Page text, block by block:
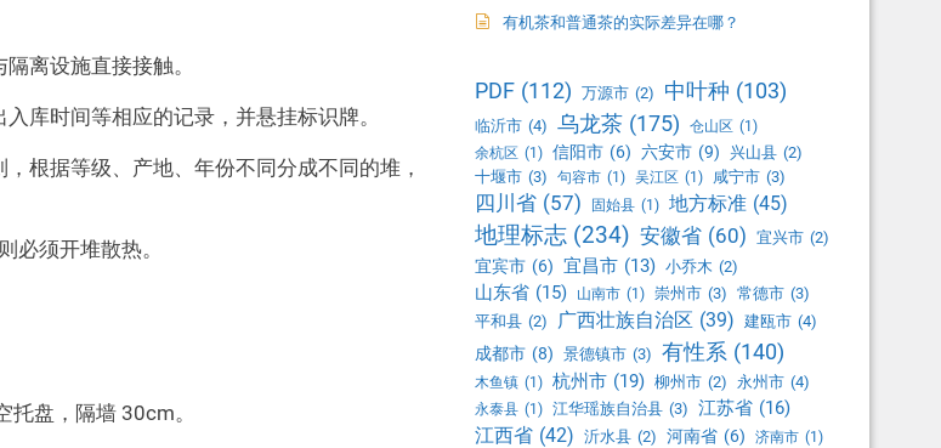
离设施直接接触。
库时间等相应的记录，并悬挂标识牌。
根据等级、产地、年份不同分成不同的堆，
须开堆散热。
盘，隔墙 30cm。
有机茶和普通茶的实际差异在哪？
PDF (112) 万源市 (2) 中叶种 (103)
临沂市 (4) 乌龙茶 (175) 仓山区 (1)
余杭区 (1) 信阳市 (6) 六安市 (9) 兴山县 (2)
十堰市 (3) 句容市 (1) 吴江区 (1) 咸宁市 (3)
四川省 (57) 固始县 (1) 地方标准 (45)
地理标志 (234) 安徽省 (60) 宜兴市 (2)
宜宾市 (6) 宜昌市 (13) 小乔木 (2)
山东省 (15) 山南市 (1) 崇州市 (3) 常德市 (3)
平和县 (2) 广西壮族自治区 (39) 建瓯市 (4)
成都市 (8) 景德镇市 (3) 有性系 (140)
木鱼镇 (1) 杭州市 (19) 柳州市 (2) 永州市 (4)
永泰县 (1) 江华瑶族自治县 (3) 江苏省 (16)
江西省 (42) 沂水县 (2) 河南省 (6) 济南市 (1)